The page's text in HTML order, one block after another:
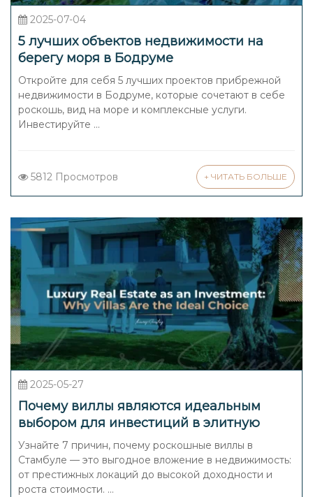
2025-07-04
5 лучших объектов недвижимости на
берегу моря в Бодруме
Откройте для себя 5 лучших проектов прибрежной
недвижимости в Бодруме, которые сочетают в себе
роскошь, вид на море и комплексные услуги.
Инвестируйте ...
5812 Просмотров + ЧИТАТЬ БОЛЬШЕ
2025-05-27
Почему виллы являются идеальным
выбором для инвестиций в элитную
недвижимость?
Узнайте 7 причин, почему роскошные виллы в
Стамбуле — это выгодное вложение в недвижимость:
от престижных локаций до высокой доходности и
роста стоимости. ...